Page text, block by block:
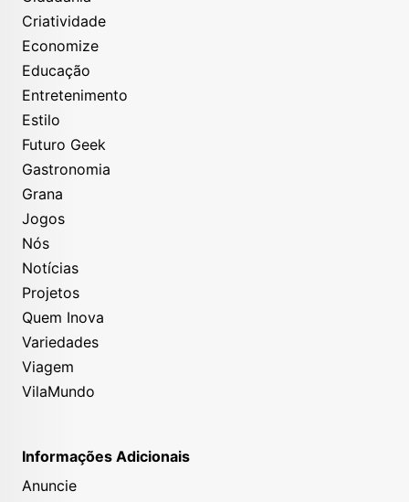
Criatividade
Economize
Educação
Entretenimento
Estilo
Futuro Geek
Gastronomia
Grana
Jogos
Nós
Notícias
Projetos
Quem Inova
Variedades
Viagem
VilaMundo
Informações Adicionais
Anuncie